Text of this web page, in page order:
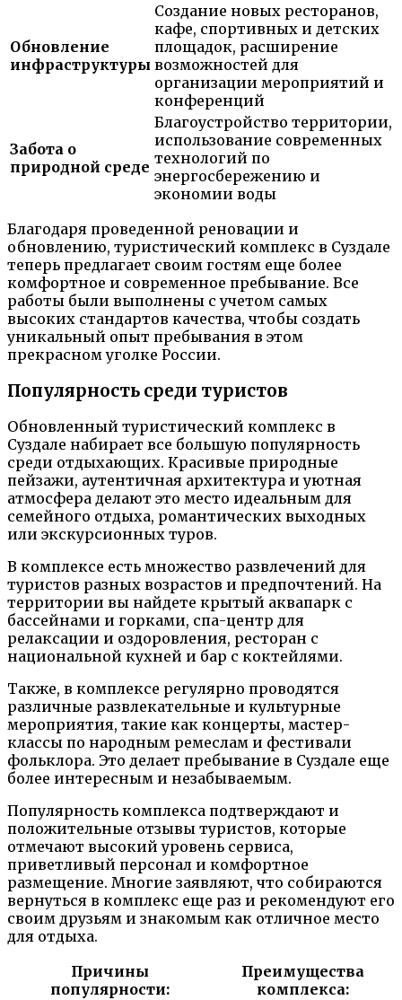
Обновление
инфраструктуры
Создание новых ресторанов,
кафе, спортивных и детских
площадок, расширение
возможностей для
организации мероприятий и
конференций
Забота о
природной среде
Благоустройство территории,
использование современных
технологий по
энергосбережению и
экономии воды
Благодаря проведенной реновации и
обновлению, туристический комплекс в Суздале
теперь предлагает своим гостям еще более
комфортное и современное пребывание. Все
работы были выполнены с учетом самых
высоких стандартов качества, чтобы создать
уникальный опыт пребывания в этом
прекрасном уголке России.
Популярность среди туристов
Обновленный туристический комплекс в
Суздале набирает все большую популярность
среди отдыхающих. Красивые природные
пейзажи, аутентичная архитектура и уютная
атмосфера делают это место идеальным для
семейного отдыха, романтических выходных
или экскурсионных туров.
В комплексе есть множество развлечений для
туристов разных возрастов и предпочтений. На
территории вы найдете крытый аквапарк с
бассейнами и горками, спа-центр для
релаксации и оздоровления, ресторан с
национальной кухней и бар с коктейлями.
Также, в комплексе регулярно проводятся
различные развлекательные и культурные
мероприятия, такие как концерты, мастер-
классы по народным ремеслам и фестивали
фольклора. Это делает пребывание в Суздале еще
более интересным и незабываемым.
Популярность комплекса подтверждают и
положительные отзывы туристов, которые
отмечают высокий уровень сервиса,
приветливый персонал и комфортное
размещение. Многие заявляют, что собираются
вернуться в комплекс еще раз и рекомендуют его
своим друзьям и знакомым как отличное место
для отдыха.
Причины
популярности:
Преимущества
комплекса: